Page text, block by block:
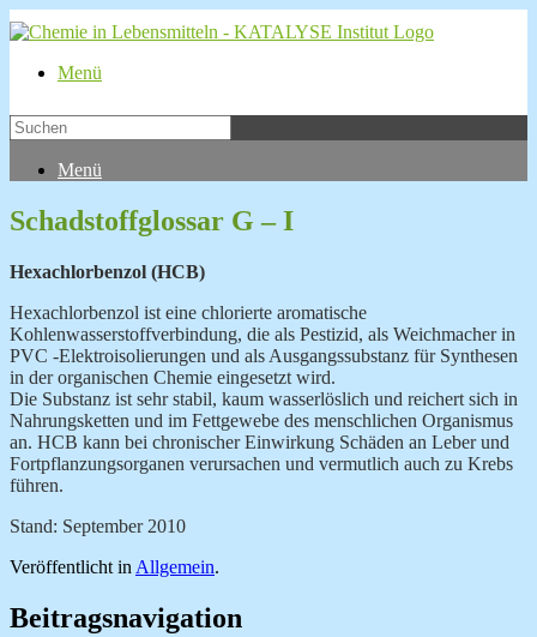
Menü
Menü
Schadstoffglossar G – I
Hexachlorbenzol (HCB)
Hexachlorbenzol ist eine chlorierte aromatische
Kohlenwasserstoffverbindung, die als Pestizid, als Weichmacher in
PVC -Elektroisolierungen und als Ausgangssubstanz für Synthesen
in der organischen Chemie eingesetzt wird.
Die Substanz ist sehr stabil, kaum wasserlöslich und reichert sich in
Nahrungsketten und im Fettgewebe des menschlichen Organismus
an. HCB kann bei chronischer Einwirkung Schäden an Leber und
Fortpflanzungsorganen verursachen und vermutlich auch zu Krebs
führen.
Stand: September 2010
Veröffentlicht in Allgemein.
Beitragsnavigation